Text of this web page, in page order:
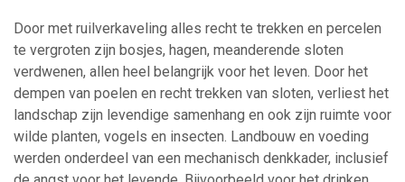
Door met ruilverkaveling alles recht te trekken en percelen
te vergroten zijn bosjes, hagen, meanderende sloten
verdwenen, allen heel belangrijk voor het leven. Door het
dempen van poelen en recht trekken van sloten, verliest het
landschap zijn levendige samenhang en ook zijn ruimte voor
wilde planten, vogels en insecten. Landbouw en voeding
werden onderdeel van een mechanisch denkkader, inclusief